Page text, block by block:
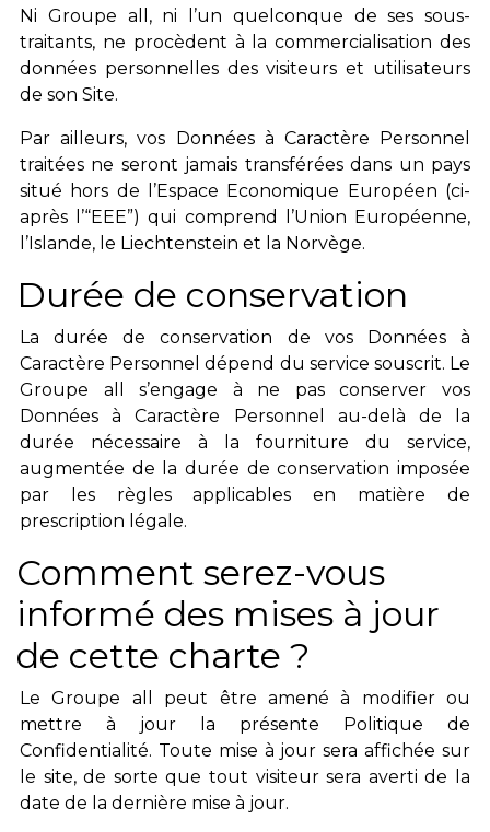
Ni Groupe all, ni l’un quelconque de ses sous-
traitants, ne procèdent à la commercialisation des
données personnelles des visiteurs et utilisateurs
de son Site.
Par ailleurs, vos Données à Caractère Personnel
traitées ne seront jamais transférées dans un pays
situé hors de l’Espace Economique Européen (ci-
après l’“EEE”) qui comprend l’Union Européenne,
l’Islande, le Liechtenstein et la Norvège.
Durée de conservation
La durée de conservation de vos Données à
Caractère Personnel dépend du service souscrit. Le
Groupe all s’engage à ne pas conserver vos
Données à Caractère Personnel au-delà de la
durée nécessaire à la fourniture du service,
augmentée de la durée de conservation imposée
par les règles applicables en matière de
prescription légale.
Comment serez-vous
informé des mises à jour
de cette charte ?
Le Groupe all peut être amené à modifier ou
mettre à jour la présente Politique de
Confidentialité. Toute mise à jour sera affichée sur
le site, de sorte que tout visiteur sera averti de la
date de la dernière mise à jour.